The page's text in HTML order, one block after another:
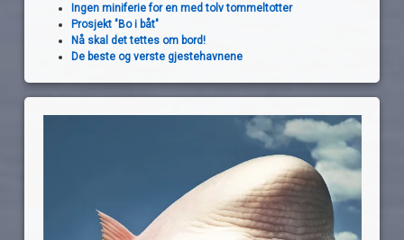
Ingen miniferie for en med tolv tommeltotter
Prosjekt "Bo i båt"
Nå skal det tettes om bord!
De beste og verste gjestehavnene